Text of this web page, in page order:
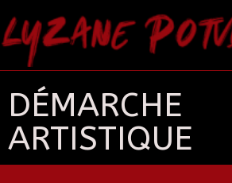
LYZANE
DÉMARCHE
ARTISTIQUE